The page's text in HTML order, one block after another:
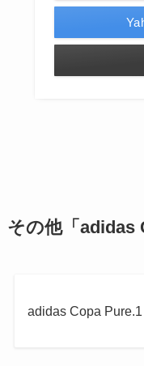
その他「adidas
adidas Copa